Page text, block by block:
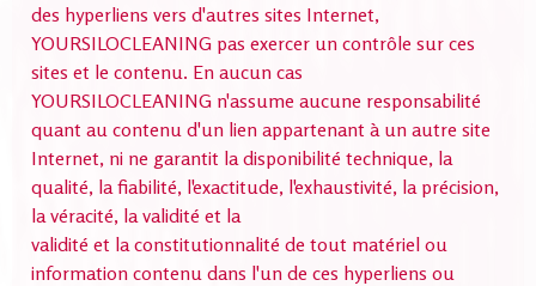
des hyperliens vers d'autres sites Internet,
YOURSILOCLEANING pas exercer un contrôle sur ces
sites et le contenu. En aucun cas
YOURSILOCLEANING n'assume aucune responsabilité
quant au contenu d'un lien appartenant à un autre site
Internet, ni ne garantit la disponibilité technique, la
qualité, la fiabilité, l'exactitude, l'exhaustivité, la précision,
la véracité, la validité et la
validité et la constitutionnalité de tout matériel ou
information contenu dans l'un de ces hyperliens ou